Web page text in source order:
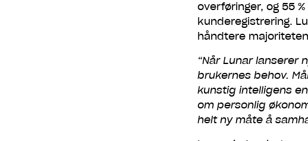
Gjør
Få en sms med link
helt
overføringer, og 55
kunderegistrering.
håndtere
“Når Lunar
brukernes behov.
kunstig intelligens
om personlig
helt ny måte å